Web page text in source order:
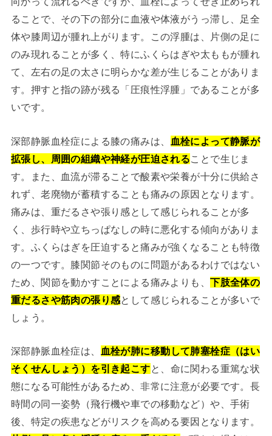
ることで、その下の部分に血液や体液がうっ滞し、足全
体や膝周辺が腫れ上がります。この浮腫は、片側の足に
のみ現れることが多く、特にふくらはぎや太ももが腫れ
て、左右の足の太さに明らかな差が生じることがありま
す。押すと指の跡が残る「圧痕性浮腫」であることが多
いです。
深部静脈血栓症による膝の痛みは、
血栓によって静脈が
拡張し、周囲の組織や神経が圧迫されることで生じま
す。また、血流が滞ることで酸素や栄養が十分に供給さ
れず、老廃物が蓄積することも痛みの原因となります。
痛みは、重だるさや張り感として感じられることが多
く、歩行時や立ちっぱなしの時に悪化する傾向がありま
す。ふくらはぎを圧迫すると痛みが強くなることも特徴
の一つです。膝関節そのものに問題があるわけではない
ため、関節を動かすことによる痛みよりも、下肢全体の
重だるさや筋肉の張り感として感じられることが多いで
しょう。
深部静脈血栓症は、
血栓が肺に移動して肺塞栓症（はい
そくせんしょう）を引き起こすと、命に関わる重篤な状
態になる可能性があるため、非常に注意が必要です。長
時間の同一姿勢（飛行機や車での移動など）や、手術
後、特定の疾患などがリスクを高める要因となります。